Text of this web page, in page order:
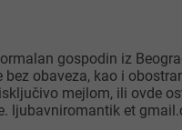
gospodin iz
bez obaveza, kao i
mejlom, ili ovde
ljubavniromantik et